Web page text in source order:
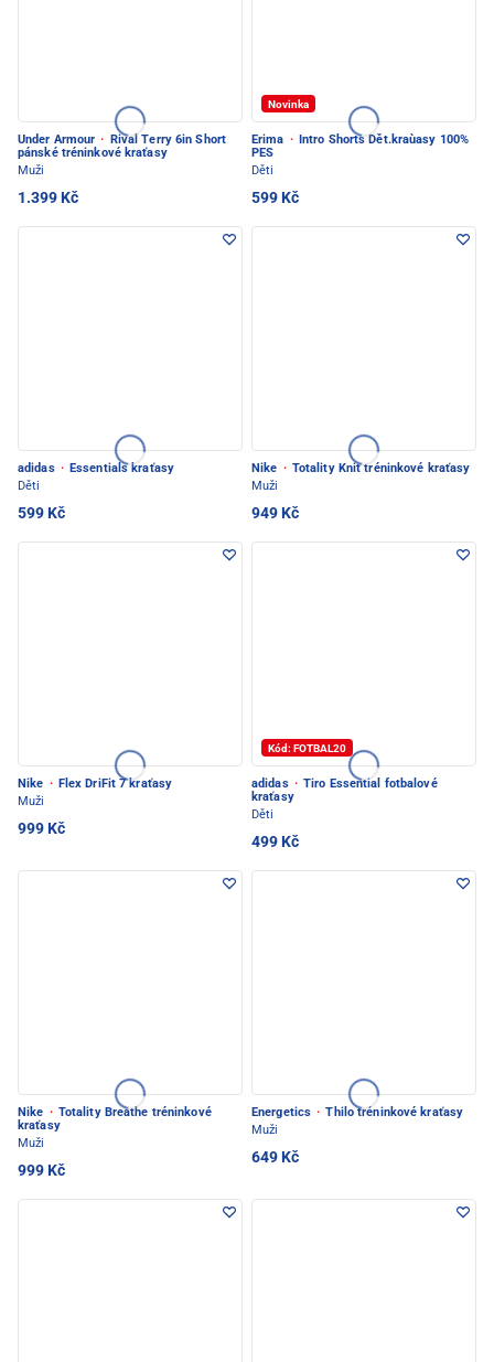
Under Armour ·
Rival Terry 6in Short
pánské tréninkové kraťasy
Muži
1.399 Kč
Novinka
Erima ·
Intro Shorts Dět.kraùasy 100%
PES
Děti
599 Kč
adidas · Essentials kraťasy
Děti
599 Kč
Nike · Totality Knit tréninkové kraťasy
Muži
949 Kč
Nike · Flex DriFit 7 kraťasy
Muži
999 Kč
Kód: FOTBAL20
adidas · Tiro Essential fotbalové
kraťasy
Děti
499 Kč
Nike · Totality Breathe tréninkové
kraťasy
Muži
999 Kč
Energetics · Thilo tréninkové kraťasy
Muži
649 Kč